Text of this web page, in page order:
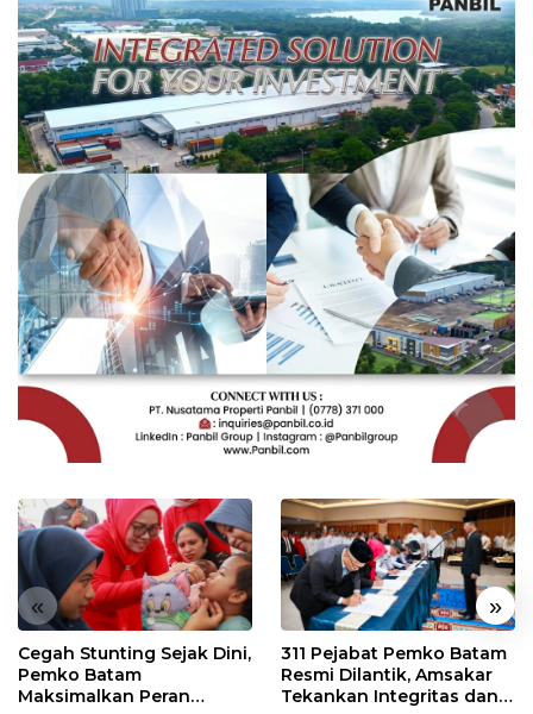
« »
Cegah Stunting Sejak Dini,
Pemko Batam
Maksimalkan Peran
311 Pejabat Pemko Batam
Resmi Dilantik, Amsakar
Tekankan Integritas dan